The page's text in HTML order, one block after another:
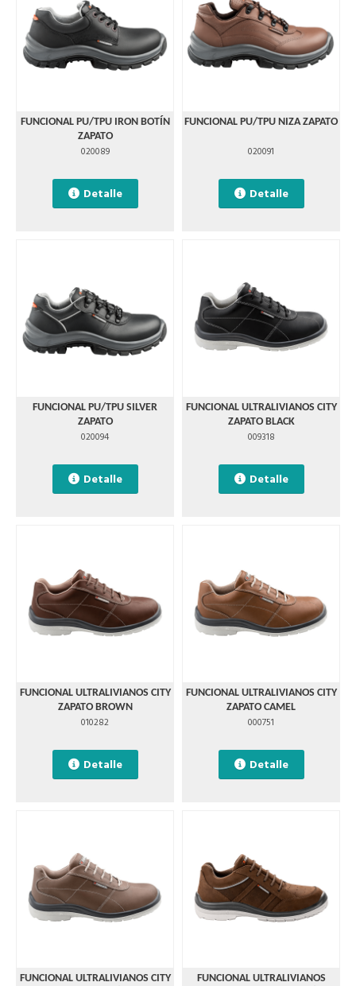
FUNCIONAL PU/TPU IRON BOTÍN
ZAPATO
020089
Detalle
FUNCIONAL PU/TPU NIZA ZAPATO
020091
Detalle
FUNCIONAL PU/TPU SILVER
ZAPATO
020094
Detalle
FUNCIONAL ULTRALIVIANOS CITY
ZAPATO BLACK
009318
Detalle
FUNCIONAL ULTRALIVIANOS CITY
ZAPATO BROWN
010282
Detalle
FUNCIONAL ULTRALIVIANOS CITY
ZAPATO CAMEL
000751
Detalle
FUNCIONAL ULTRALIVIANOS CITY
FUNCIONAL ULTRALIVIANOS